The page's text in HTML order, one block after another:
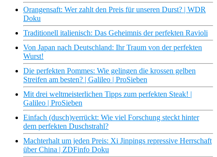
Orangensaft: Wer zahlt den Preis für unseren Durst? | WDR
Doku
Traditionell italienisch: Das Geheimnis der perfekten Ravioli
Von Japan nach Deutschland: Ihr Traum von der perfekten
Wurst!
Die perfekten Pommes: Wie gelingen die krossen gelben
Streifen am besten? | Galileo | ProSieben
Mit drei weltmeisterlichen Tipps zum perfekten Steak! |
Galileo | ProSieben
Einfach (dusch)verrückt: Wie viel Forschung steckt hinter
dem perfekten Duschstrahl?
Machterhalt um jeden Preis: Xi Jinpings repressive Herrschaft
über China | ZDFinfo Doku